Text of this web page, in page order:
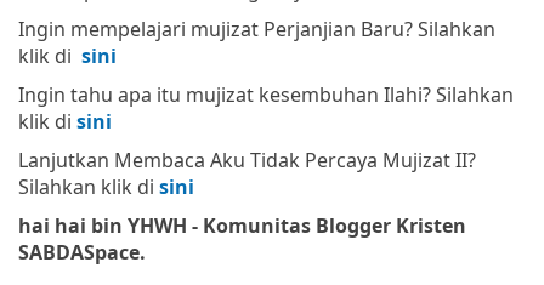
Ingin mempelajari mujizat Perjanjian Baru? Silahkan
klik di sini
Ingin tahu apa itu mujizat kesembuhan Ilahi? Silahkan
klik di sini
Lanjutkan Membaca Aku Tidak Percaya Mujizat II?
Silahkan klik di sini
hai hai bin YHWH - Komunitas Blogger Kristen
SABDASpace.